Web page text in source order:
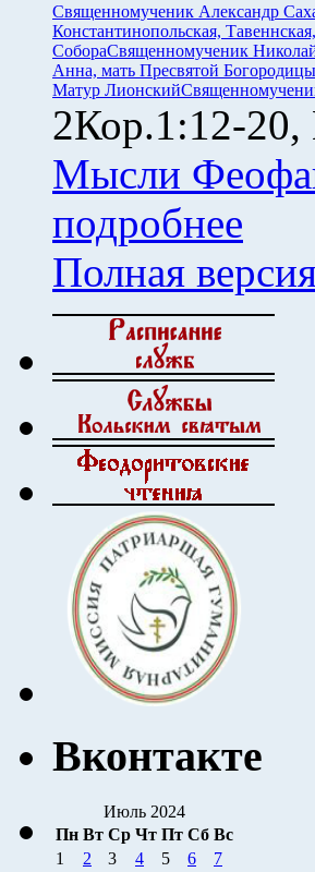
Священномученик Александр
Константинопольская,
СобораСвященномученик
Анна, мать Пресвятой Богородицы
Матур Лионский
2Кор.1:12-
Мысли
подробнее
Полная
Вконтакте
Июль 2024
Пн Вт Ср Чт Пт Сб Вс
1 2 3 4 5 6
7